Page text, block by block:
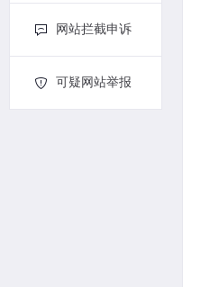
网站拦截申诉
可疑网站举报